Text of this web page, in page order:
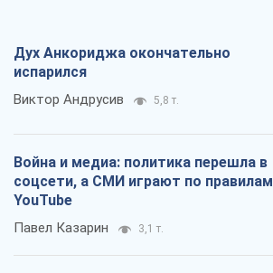
Дух Анкориджа окончательно
испарился
Виктор Андрусив 5,8 т.
Война и медиа: политика перешла в
соцсети, а СМИ играют по правилам
YouTube
Павел Казарин 3,1 т.